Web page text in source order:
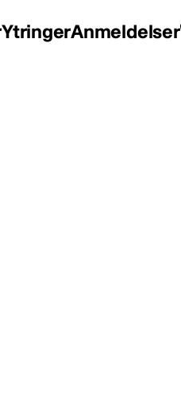
YtringerAnmeldelser